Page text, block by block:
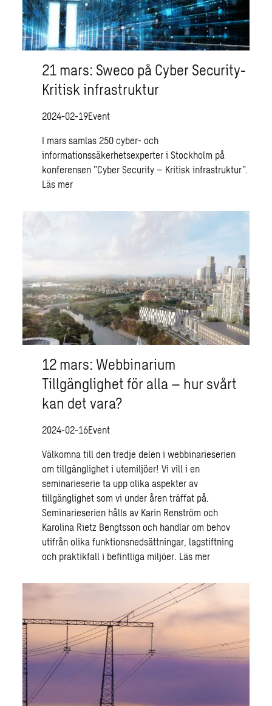
21 mars: Sweco på Cyber Security-
Kritisk infrastruktur
2024-02-19Event
I mars samlas 250 cyber- och
informationssäkerhetsexperter i Stockholm på
konferensen ”Cyber Security – Kritisk infrastruktur”.
Läs mer
12 mars: Webbinarium
Tillgänglighet för alla – hur svårt
kan det vara?
2024-02-16Event
Välkomna till den tredje delen i webbinarieserien
om tillgänglighet i utemiljöer! Vi vill i en
seminarieserie ta upp olika aspekter av
tillgänglighet som vi under åren träffat på.
Seminarieserien hålls av Karin Renström och
Karolina Rietz Bengtsson och handlar om behov
utifrån olika funktionsnedsättningar, lagstiftning
och praktikfall i befintliga miljöer. Läs mer